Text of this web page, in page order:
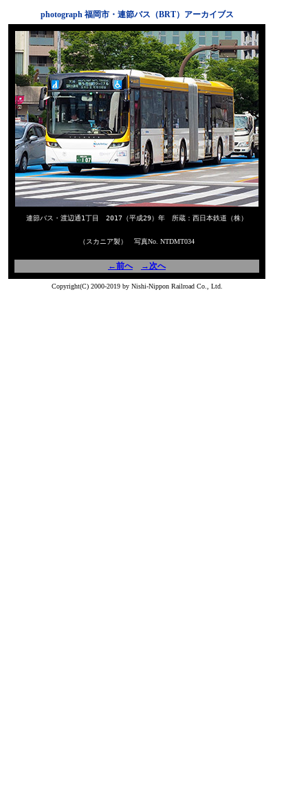
photograph 福岡市・連節バス（BRT）アーカイブス
連節バス・渡辺通1丁目 2017（平成29）年 所蔵：西日本鉄道（株）
（スカニア製） 写真No. NTDMT034
←前へ →次へ
Copyright(C) 2000-2019 by Nishi-Nippon Railroad Co., Ltd.